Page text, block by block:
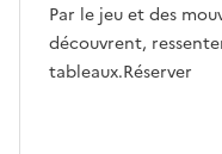
Par le jeu et des
découvrent,
tableaux.Réserver